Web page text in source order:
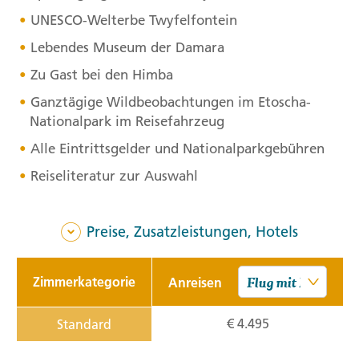
UNESCO-Welterbe Twyfelfontein
Lebendes Museum der Damara
Zu Gast bei den Himba
Ganztägige Wildbeobachtungen im Etoscha-
Nationalpark im Reisefahrzeug
Alle Eintrittsgelder und Nationalparkgebühren
Reiseliteratur zur Auswahl
Preise, Zusatzleistungen, Hotels
Zimmerkategorie Anreisen
Standard € 4.495